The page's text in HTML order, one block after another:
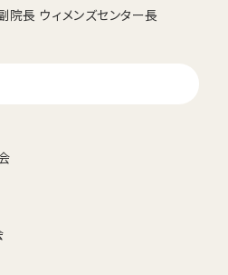
長 ウィメンズセンター長